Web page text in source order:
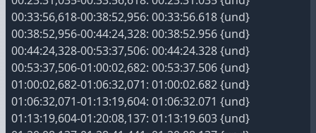
00:33:56,618-00:38:52,956: 00:33:56.618 {und}
00:38:52,956-00:44:24,328: 00:38:52.956 {und}
00:44:24,328-00:53:37,506: 00:44:24.328 {und}
00:53:37,506-01:00:02,682: 00:53:37.506 {und}
01:00:02,682-01:06:32,071: 01:00:02.682 {und}
01:06:32,071-01:13:19,604: 01:06:32.071 {und}
01:13:19,604-01:20:08,137: 01:13:19.603 {und}